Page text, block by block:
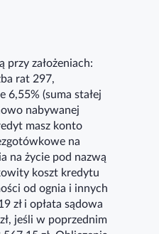
założeniach:
rat 297,
(suma stałej
nabywanej
masz konto
na
na życie pod nazwą
koszt kredytu
od ognia i innych
zł i opłata sądowa
jeśli w poprzednim